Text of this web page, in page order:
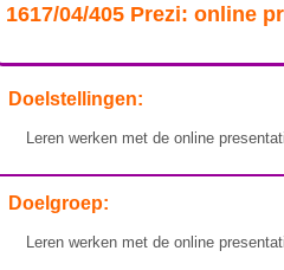
1617/04/405 Prezi: online
Doelstellingen:
Leren werken met de online
Doelgroep:
Leren werken met de online